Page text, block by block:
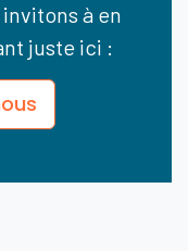
à en
juste ici :